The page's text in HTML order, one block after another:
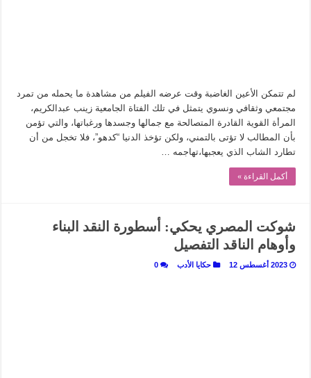
“الرحالة العرب واكتشاف أوروبا”.. قراءة جديدة لبدايات “الاستغراب”
عوالم منصورة عز الدين.. حين يصبح الزمن بطل الرواية
الطعام في الحضارة الإسلامية.. تاريخ يُقرأ بالنكهات
لم تتمكن الأعين الغاضبة وقت عرضه الفيلم من مشاهدة ما يحمله من تمرد
مجتمعي وثقافي ونسوي يتمثل في تلك الفتاة الجامعية زينب عبدالكريم،
المرأة القوية القادرة المتصالحة مع جمالها وجسدها ورغباتها، والتي تؤمن
بأن المطالب لا تؤتى بالتمني، ولكن تؤخذ الدنيا “كدهو”، فلا تخجل من أن
تطارد الشاب الذي يعجبها،تهاجمه …
أكمل القراءة »
شوكت المصري يحكي: أسطورة النقد البناء
وأوهام الناقد التفصيل
2023 أغسطس 12 حكايا الأدب 0